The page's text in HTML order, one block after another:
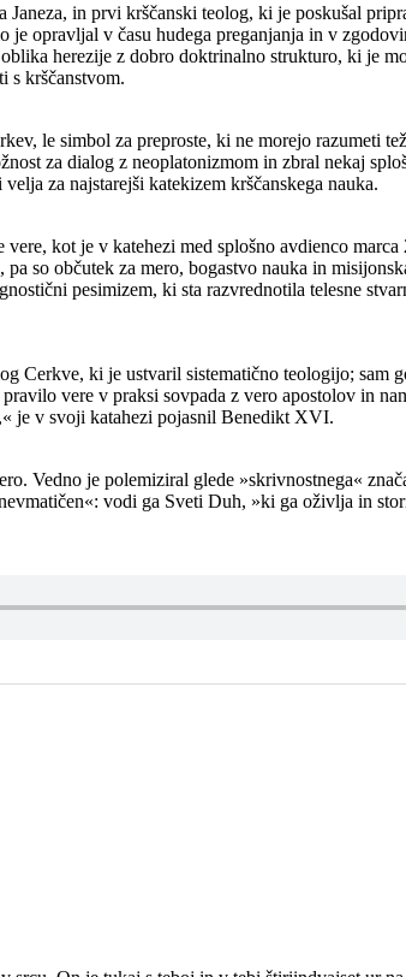
in prvi krščanski teolog, ki je poskušal
opravljal v času hudega preganjanja in v
herezije z dobro doktrinalno strukturo, ki je
s krščanstvom.
le simbol za preproste, ki ne morejo razumeti
za dialog z neoplatonizmom in zbral nekaj
za najstarejši katekizem krščanskega nauka.
kot je v katehezi med splošno avdienco
so občutek za mero, bogastvo nauka in
pesimizem, ki sta razvrednotila telesne
ki je ustvaril sistematično teologijo; sam
vere v praksi sovpada z vero apostolov in
je v svoji katahezi pojasnil Benedikt XVI.
Vedno je polemiziral glede »skrivnostnega«
vodi ga Sveti Duh, »ki ga oživlja in